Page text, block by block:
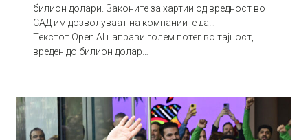
билион долари. Законите за хартии од вредност во
САД им дозволуваат на компаниите да…
Текстот Open AI направи голем потег во тајност,
вреден до билион долар…